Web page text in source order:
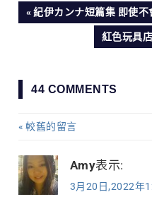
文
導
PREVIOUS
紀伊カンナ短篇集 即使不
NEXT
紅色玩具
44 COMMENTS
留
言
導
較舊的留言
Amy表示:
3月20日,2022年